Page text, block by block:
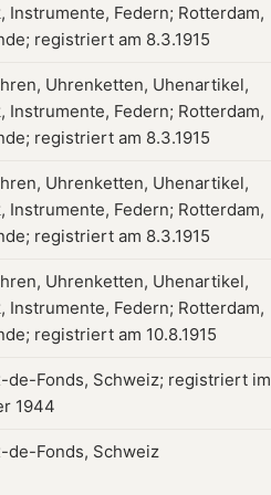
Instrumente, Federn; Rotterdam,
registriert am 8.3.1915
Uhrenketten, Uhenartikel,
Instrumente, Federn; Rotterdam,
registriert am 8.3.1915
Uhrenketten, Uhenartikel,
Instrumente, Federn; Rotterdam,
registriert am 8.3.1915
Uhrenketten, Uhenartikel,
Instrumente, Federn; Rotterdam,
registriert am 10.8.1915
de-Fonds, Schweiz; registriert im
1944
de-Fonds, Schweiz